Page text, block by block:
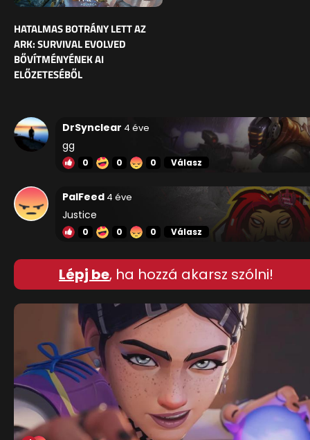
HATALMAS BOTRÁNY LETT AZ
ARK: SURVIVAL EVOLVED
BŐVÍTMÉNYÉNEK AI
ELŐZETESÉBŐL
DrSynclear 4 éve
gg
0 0 0 Válasz
PalFeed 4 éve
Justice
0 0 0 Válasz
Lépj be, ha hozzá akarsz szólni!